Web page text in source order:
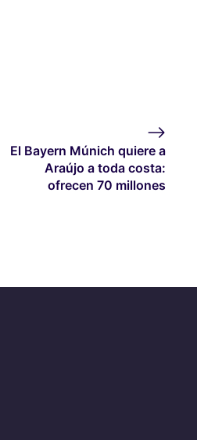
El Bayern Múnich quiere a
Araújo a toda costa:
ofrecen 70 millones